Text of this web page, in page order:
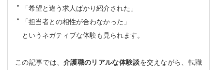
「希望と違う求人ばかり紹介された」
「担当者との相性が合わなかった」
というネガティブな体験も見られます。
この記事では、介護職のリアルな体験談を交えながら、転職